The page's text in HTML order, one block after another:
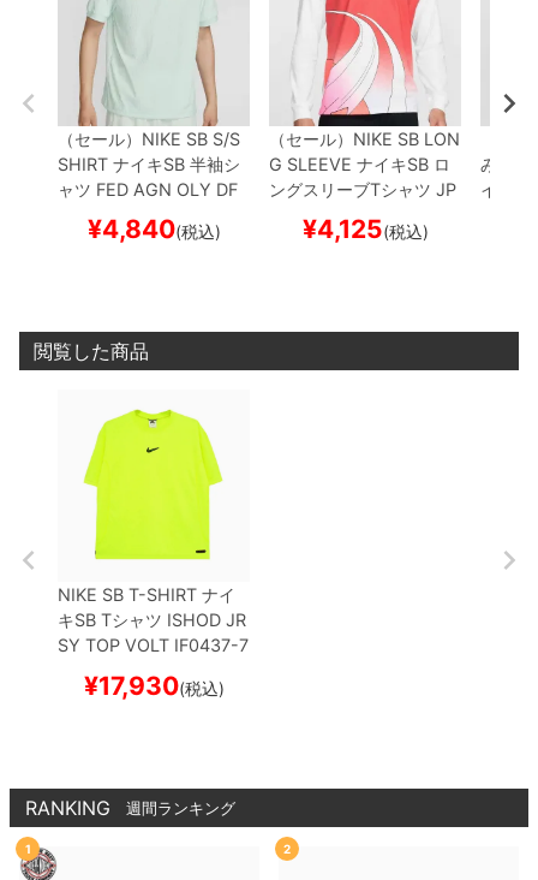
（セール） NIKE SB S/S
SHIRT ナイキSB 半袖シ
ャツ FED AGN OLY DF
ADV PLOライトグリー
FZ7006-394スケー
¥4,840(税込)
（セール） NIKE SB LON
G SLEEVE ナイキSB ロ
ングスリーブTシャツ JP
N OLY RTL LS TEE
F4380-100スケートボ
¥4,125(税込)
み）
イキSB
閲覧した商品
NIKE SB T-SHIRT ナイ
キSB Tシャツ ISHOD JR
SY TOP VOLT IF0437-7
ボー【キャンセル/返品/
¥17,930(税込)
RANKING 週間ランキング
1 2